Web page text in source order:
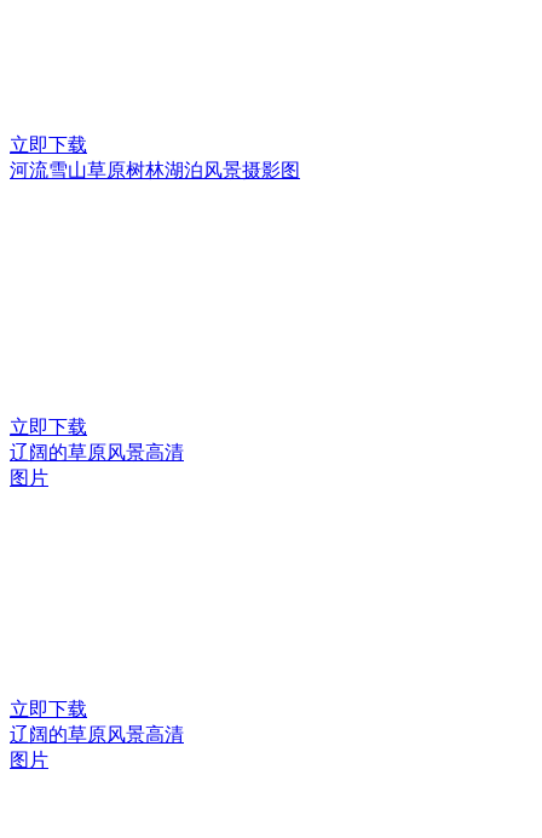
立即下载
河流雪山草原树林湖泊风景摄影图
立即下载
辽阔的草原风景高清
图片
立即下载
辽阔的草原风景高清
图片